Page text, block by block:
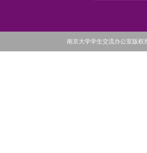
南京大学学生交流办公室版权